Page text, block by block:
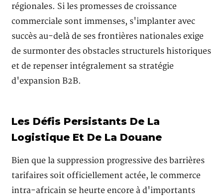
régionales. Si les promesses de croissance
commerciale sont immenses, s'implanter avec
succès au-delà de ses frontières nationales exige
de surmonter des obstacles structurels historiques
et de repenser intégralement sa stratégie
d'expansion B2B.
Les Défis Persistants De La
Logistique Et De La Douane
Bien que la suppression progressive des barrières
tarifaires soit officiellement actée, le commerce
intra-africain se heurte encore à d'importants